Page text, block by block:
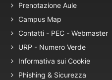
Prenotazione Aule
Campus Map
Contatti - PEC - Webmaster
URP - Numero Verde
Informativa sui Cookie
Phishing & Sicurezza